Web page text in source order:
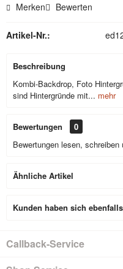
Merken Bewerten
Artikel-Nr.:
Beschreibung
Kombi-Backdrop, Foto
sind Hintergründe mit... mehr
Bewertungen
0
Bewertungen lesen,
Ähnliche Artikel
Kunden haben sich
Callback-Service